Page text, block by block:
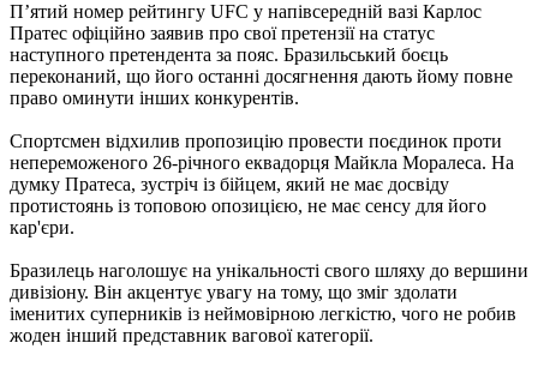
П’ятий номер рейтингу UFC у напівсередній вазі Карлос
Пратес офіційно заявив про свої претензії на статус
наступного претендента за пояс. Бразильський боєць
переконаний, що його останні досягнення дають йому повне
право оминути інших конкурентів.
Спортсмен відхилив пропозицію провести поєдинок проти
непереможеного 26-річного еквадорця Майкла Моралеса. На
думку Пратеса, зустріч із бійцем, який не має досвіду
протистоянь із топовою опозицією, не має сенсу для його
кар'єри.
Бразилець наголошує на унікальності свого шляху до вершини
дивізіону. Він акцентує увагу на тому, що зміг здолати
іменитих суперників із неймовірною легкістю, чого не робив
жоден інший представник вагової категорії.